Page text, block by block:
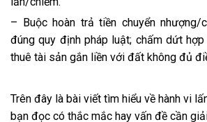
– Buộc hoàn trả tiền chuyển nhượng/
đúng quy định pháp luật; chấm dứt
thuê tài sản gắn liền với đất không đủ
Trên đây là bài viết tìm hiểu về hành vi
bạn đọc có thắc mắc hay vấn đề cần